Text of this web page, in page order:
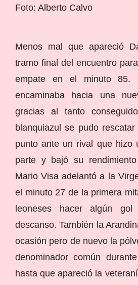
Foto: Alberto Calvo
Menos mal que apareció
tramo final del encuentro
empate en el minuto 85.
encaminaba hacia una
gracias al tanto
blanquiazul se pudo
punto ante un rival que hizo
parte y bajó su
Mario Visa adelantó a la
el minuto 27 de la primera
leoneses hacer algún
descanso. También la
ocasión pero de nuevo la
denominador común
hasta que apareció la